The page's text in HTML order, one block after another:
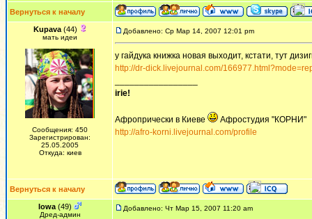
Вернуться к началу
Kupava(44)
мать идеи
Сообщения: 450
Зарегистрирован:
25.05.2005
Откуда: киев
Добавлено: Ср Мар 14, 2007 12:01 pm
у гайдука книжка новая выходит, кстати, тут
http://dr-dick.livejournal.com/
irie!
Афропрически в Киеве
Афростудия "КОРНИ"
http://afro-korni.livejournal.com/profile
Вернуться к началу
Iowa (49)
Дред-админ
Добавлено: Чт Мар 15, 2007 11:20 am